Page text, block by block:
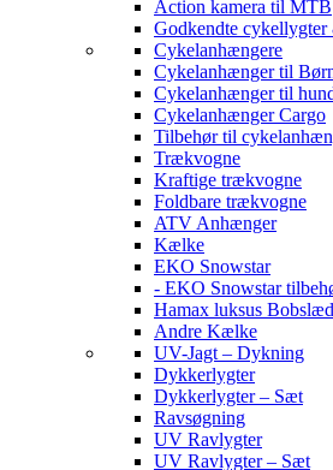
Action kamera til MTB
Godkendte
Cykelanhængere
Cykelanhænger til
Cykelanhænger til
Cykelanhænger Cargo
Tilbehør til
Trækvogne
Kraftige trækvogne
Foldbare trækvogne
ATV Anhænger
Kælke
EKO Snowstar
- EKO Snowstar
Hamax luksus
Andre Kælke
UV-Jagt – Dykning
Dykkerlygter
Dykkerlygter – Sæt
Ravsøgning
UV Ravlygter
UV Ravlygter – Sæt